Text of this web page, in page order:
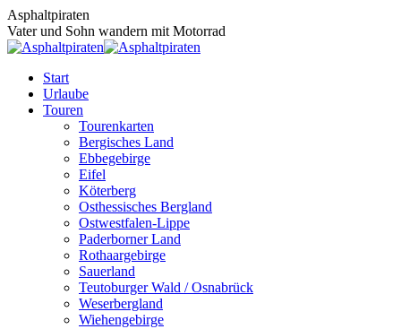
Zum
Inhalt
springen
Asphaltpiraten
Vater und Sohn wandern mit Motorrad
Start
Urlaube
Touren
Tourenkarten
Bergisches Land
Ebbegebirge
Eifel
Köterberg
Osthessisches Bergland
Ostwestfalen-Lippe
Paderborner Land
Rothaargebirge
Sauerland
Teutoburger Wald / Osnabrück
Weserbergland
Wiehengebirge